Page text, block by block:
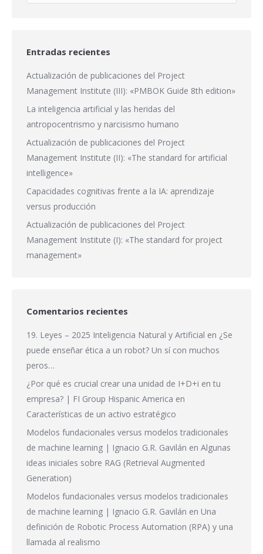
Entradas recientes
Actualización de publicaciones del Project
Management Institute (III): «PMBOK Guide 8th edition»
La inteligencia artificial y las heridas del
antropocentrismo y narcisismo humano
Actualización de publicaciones del Project
Management Institute (II): «The standard for artificial
intelligence»
Capacidades cognitivas frente a la IA: aprendizaje
versus producción
Actualización de publicaciones del Project
Management Institute (I): «The standard for project
management»
Comentarios recientes
19. Leyes – 2025 Inteligencia Natural y Artificial en ¿Se
puede enseñar ética a un robot? Un sí con muchos
peros…
¿Por qué es crucial crear una unidad de I+D+i en tu
empresa? | FI Group Hispanic America en
Características de un activo estratégico
Modelos fundacionales versus modelos tradicionales
de machine learning | Ignacio G.R. Gavilán en Algunas
ideas iniciales sobre RAG (Retrieval Augmented
Generation)
Modelos fundacionales versus modelos tradicionales
de machine learning | Ignacio G.R. Gavilán en Una
definición de Robotic Process Automation (RPA) y una
llamada al realismo